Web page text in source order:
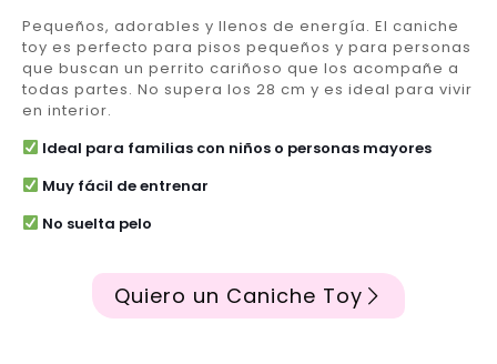
Pequeños, adorables y llenos de energía. El caniche
toy es perfecto para pisos pequeños y para personas
que buscan un perrito cariñoso que los acompañe a
todas partes. No supera los 28 cm y es ideal para vivir
en interior.
Ideal para familias con niños o personas mayores
Muy fácil de entrenar
No suelta pelo
Quiero un Caniche Toy